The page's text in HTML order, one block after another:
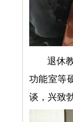
退休
功能室等
谈，兴致